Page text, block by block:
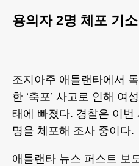
용의자 2명 체포 기소
조지아주 애틀랜타에서
한 ‘축포’ 사고로 인해 여
태에 빠졌다. 경찰은 이
명을 체포해 조사 중이다.
애틀랜타 뉴스 퍼스트 보